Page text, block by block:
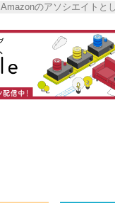
Amazonのアソシエイトと